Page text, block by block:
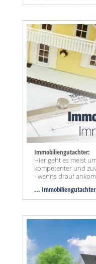
Immobiliengutachter:
Hier geht es meist
kompetenter und
- wenns drauf
...